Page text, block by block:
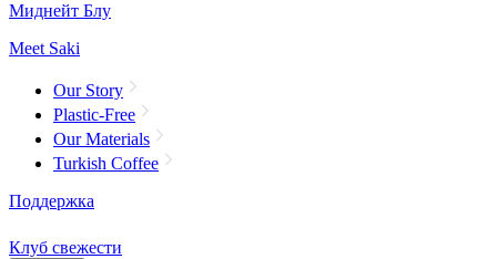
Миднейт Блу
Meet Saki
Our Story
Plastic-Free
Our Materials
Turkish Coffee
Поддержка
Клуб свежести